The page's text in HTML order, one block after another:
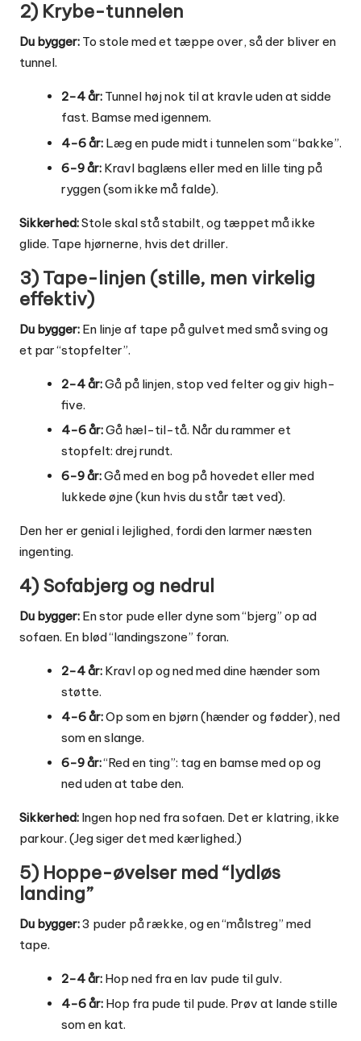
2) Krybe-tunnelen
Du bygger: To stole med et tæppe over, så der bliver en
tunnel.
2-4 år: Tunnel høj nok til at kravle uden at sidde
fast. Bamse med igennem.
4-6 år: Læg en pude midt i tunnelen som “bakke”.
6-9 år: Kravl baglæns eller med en lille ting på
ryggen (som ikke må falde).
Sikkerhed:Stole skal stå stabilt, og tæppet må ikke
glide. Tape hjørnerne, hvis det driller.
3) Tape-linjen (stille, men virkelig
effektiv)
Du bygger: En linje af tape på gulvet med små sving og
et par “stopfelter”.
2-4 år:Gå på linjen, stop ved felter og giv high-
five.
4-6 år:Gå hæl-til-tå. Når du rammer et
stopfelt: drej rundt.
6-9 år:Gå med en bog på hovedet eller med
lukkede øjne (kun hvis du står tæt ved).
Den her er genial i lejlighed, fordi den larmer næsten
ingenting.
4) Sofabjerg og nedrul
Du bygger: En stor pude eller dyne som “bjerg” op ad
sofaen. En blød “landingszone” foran.
2-4 år: Kravl op og ned med dine hænder som
støtte.
4-6 år:Op som en bjørn (hænder og fødder), ned
som en slange.
6-9 år:“Red en ting”: tag en bamse med op og
ned uden at tabe den.
Sikkerhed: Ingen hop ned fra sofaen. Det er klatring, ikke
parkour. (Jeg siger det med kærlighed.)
5) Hoppe-øvelser med “lydløs
landing”
Du bygger:3 puder på række, og en “målstreg” med
tape.
2-4 år: Hop ned fra en lav pude til gulv.
4-6 år: Hop fra pude til pude. Prøv at lande stille
som en kat.